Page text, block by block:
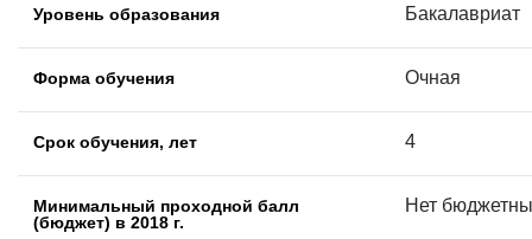
Уровень образования Бакалавриат
Форма обучения Очная
Срок обучения, лет 4
Минимальный проходной балл
(бюджет) в 2018 г.
Нет